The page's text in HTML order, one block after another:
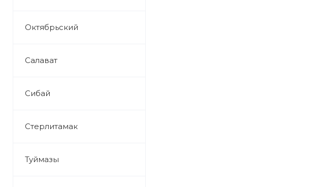
Октябрьский
Салават
Сибай
Стерлитамак
Туймазы